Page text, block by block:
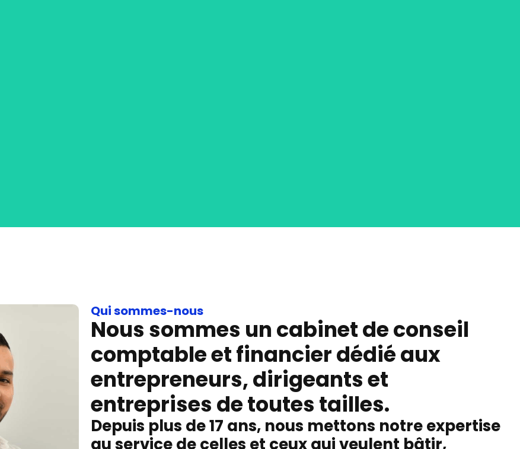
Qui sommes-nous
Nous sommes un cabinet de conseil
comptable et financier dédié aux
entrepreneurs, dirigeants et
entreprises de toutes tailles.
Depuis plus de 17 ans, nous mettons notre expertise
au service de celles et ceux qui veulent bâtir,